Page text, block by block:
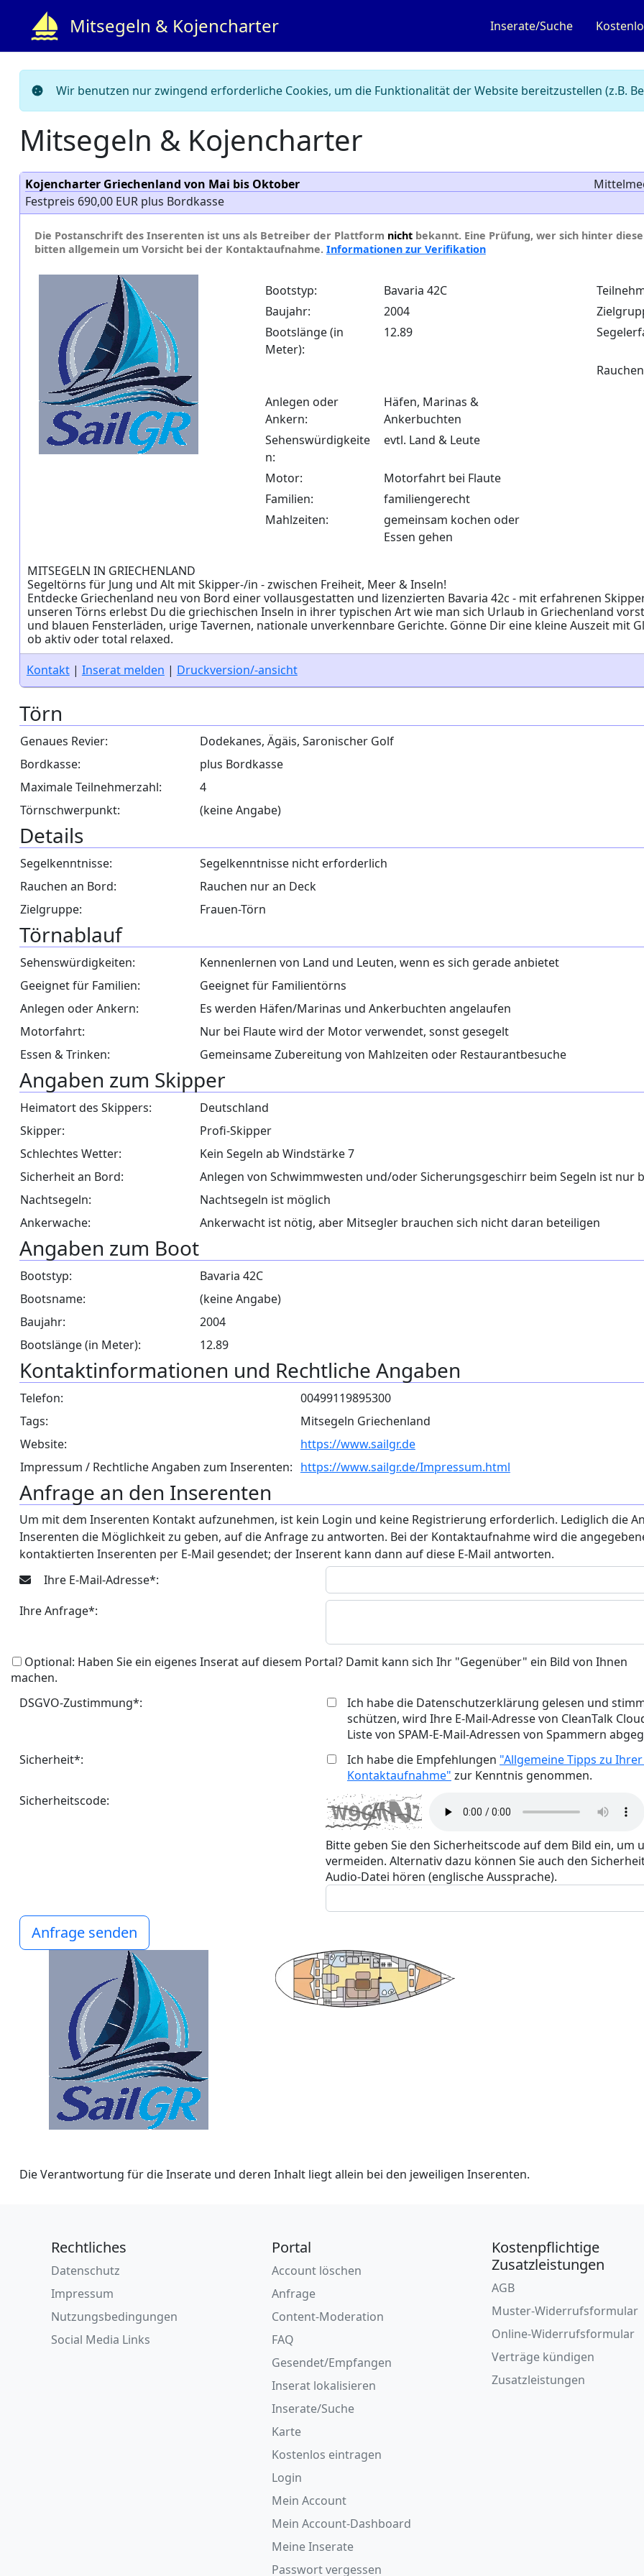
Mitsegeln & Kojencharter Inserate/Suche
Wir benutzen nur zwingend erforderliche Cookies, um die Funktionalität der Website bereitzustellen (z.B.
Mitsegeln & Kojencharter
Kojencharter Griechenland von Mai bis Oktober
Festpreis 690,00 EUR plus Bordkasse
Die Postanschrift des Inserenten ist uns als Betreiber der Plattform nichtbekannt. Eine Prüfung, wer sich hinter
bitten allgemein um Vorsicht bei der Kontaktaufnahme. Informationen zur Verifikation
Bootstyp:
Bavaria 42C
Baujahr:
2004
Bootslänge (in
Meter):
12.89
Anlegen oder
Ankern:
Häfen, Marinas &
Ankerbuchten
Sehenswürdigkeite
n:
evtl. Land & Leute
Motor:
Motorfahrt bei Flaute
Familien:
familiengerecht
Mahlzeiten:
gemeinsam kochen oder
Essen gehen
MITSEGELN IN GRIECHENLAND
Segeltörns für Jung und Alt mit Skipper-/in - zwischen Freiheit, Meer & Inseln!
Entdecke Griechenland neu von Bord einer vollausgestatten und lizenzierten Bavaria 42c - mit erfahrenen
unseren Törns erlebst Du die griechischen Inseln in ihrer typischen Art wie man sich Urlaub in Griechenland
und blauen Fensterläden, urige Tavernen, nationale unverkennbare Gerichte. Gönne Dir eine kleine Auszeit mit
ob aktiv oder total relaxed.
Kontakt| Inserat melden | Druckversion/-ansicht
Törn
Genaues Revier:
Dodekanes, Ägäis, Saronischer Golf
Bordkasse:
plus Bordkasse
Maximale Teilnehmerzahl:
4
Törnschwerpunkt:
(keine Angabe)
Details
Segelkenntnisse:
Segelkenntnisse nicht erforderlich
Rauchen an Bord:
Rauchen nur an Deck
Zielgruppe:
Frauen-Törn
Törnablauf
Sehenswürdigkeiten:
Kennenlernen von Land und Leuten, wenn es sich gerade anbietet
Geeignet für Familien:
Geeignet für Familientörns
Anlegen oder Ankern:
Es werden Häfen/Marinas und Ankerbuchten angelaufen
Motorfahrt:
Nur bei Flaute wird der Motor verwendet, sonst gesegelt
Essen & Trinken:
Gemeinsame Zubereitung von Mahlzeiten oder Restaurantbesuche
Angaben zum Skipper
Heimatort des Skippers:
Deutschland
Skipper:
Profi-Skipper
Schlechtes Wetter:
Kein Segeln ab Windstärke 7
Sicherheit an Bord:
Anlegen von Schwimmwesten und/oder Sicherungsgeschirr beim Segeln ist nur
Nachtsegeln:
Nachtsegeln ist möglich
Ankerwache:
Ankerwacht ist nötig, aber Mitsegler brauchen sich nicht daran beteiligen
Angaben zum Boot
Bootstyp:
Bavaria 42C
Bootsname:
(keine Angabe)
Baujahr:
2004
Bootslänge (in Meter):
12.89
Kontaktinformationen und Rechtliche Angaben
Telefon:
00499119895300
Tags:
Mitsegeln Griechenland
Website:
https://www.sailgr.de
Impressum / Rechtliche Angaben zum Inserenten: https://www.sailgr.de/Impressum.html
Anfrage an den Inserenten
Um mit dem Inserenten Kontakt aufzunehmen, ist kein Login und keine Registrierung erforderlich. Lediglich die
Inserenten die Möglichkeit zu geben, auf die Anfrage zu antworten. Bei der Kontaktaufnahme wird die
kontaktierten Inserenten per E-Mail gesendet; der Inserent kann dann auf diese E-Mail antworten.
Ihre E-Mail-Adresse*:
Ihre Anfrage*:
Optional: Haben Sie ein eigenes Inserat auf diesem Portal? Damit kann sich Ihr "Gegenüber" ein Bild von Ihnen
machen.
DSGVO-Zustimmung*:
Ich habe die Datenschutzerklärung gelesen und
schützen, wird Ihre E-Mail-Adresse von CleanTalk
Liste von SPAM-E-Mail-Adressen von Spammern
Sicherheit*:
Ich habe die Empfehlungen "Allgemeine Tipps zu
Kontaktaufnahme" zur Kenntnis genommen.
Sicherheitscode:
Bitte geben Sie den Sicherheitscode auf dem Bild ein, um
vermeiden. Alternativ dazu können Sie auch den
Audio-Datei hören (englische Aussprache).
Anfrage senden
Die Verantwortung für die Inserate und deren Inhalt liegt allein bei den jeweiligen Inserenten.
Rechtliches
Datenschutz
Impressum
Nutzungsbedingungen
Social Media Links
Portal
Account löschen
Anfrage
Content-Moderation
FAQ
Gesendet/Empfangen
Inserat lokalisieren
Inserate/Suche
Karte
Kostenlos eintragen
Login
Mein Account
Mein Account-Dashboard
Meine Inserate
Passwort vergessen
Kostenpflichtige
Zusatzleistungen
AGB
Muster-Widerrufsformular
Online-Widerrufsformular
Verträge kündigen
Zusatzleistungen